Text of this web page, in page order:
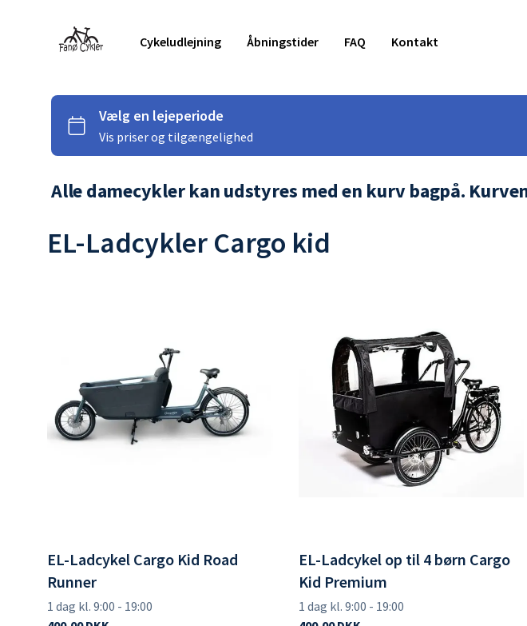
Cykeludlejning Åbningstider FAQ Kontakt
Alle damecykler kan udstyres med en kurv bagpå.
EL-Ladcykler Cargo kid
EL-Ladcykel Cargo Kid Road
Runner
EL-Ladcykel op til 4 børn Cargo
Kid Premium